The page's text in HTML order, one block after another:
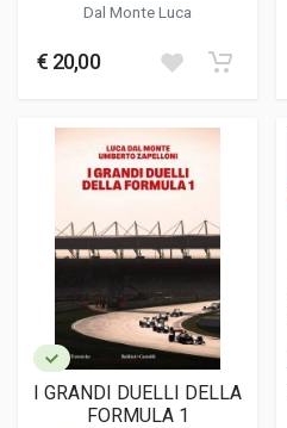
Dal Monte Luca
€ 20,00
I GRANDI DUELLI DELLA
FORMULA 1